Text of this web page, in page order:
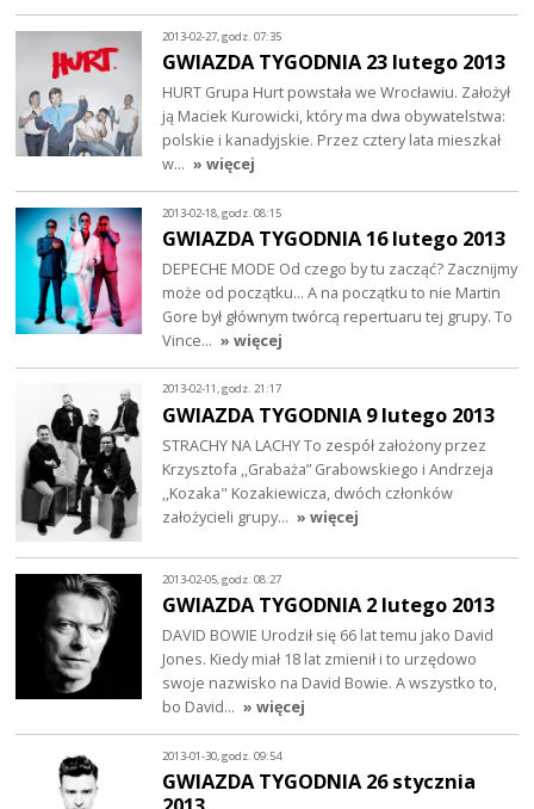
2013-02-27, godz. 07:35
GWIAZDA TYGODNIA 23 lutego 2013
HURT Grupa Hurt powstała we Wrocławiu. Założył
ją Maciek Kurowicki, który ma dwa obywatelstwa:
polskie i kanadyjskie. Przez cztery lata mieszkał
w… » więcej
2013-02-18, godz. 08:15
GWIAZDA TYGODNIA 16 lutego 2013
DEPECHE MODE Od czego by tu zacząć? Zacznijmy
może od początku… A na początku to nie Martin
Gore był głównym twórcą repertuaru tej grupy. To
Vince… » więcej
2013-02-11, godz. 21:17
GWIAZDA TYGODNIA 9 lutego 2013
STRACHY NA LACHY To zespół założony przez
Krzysztofa ,,Grabaża” Grabowskiego i Andrzeja
,,Kozaka" Kozakiewicza, dwóch członków
założycieli grupy… » więcej
2013-02-05, godz. 08:27
GWIAZDA TYGODNIA 2 lutego 2013
DAVID BOWIE Urodził się 66 lat temu jako David
Jones. Kiedy miał 18 lat zmienił i to urzędowo
swoje nazwisko na David Bowie. A wszystko to,
bo David… » więcej
2013-01-30, godz. 09:54
GWIAZDA TYGODNIA 26 stycznia